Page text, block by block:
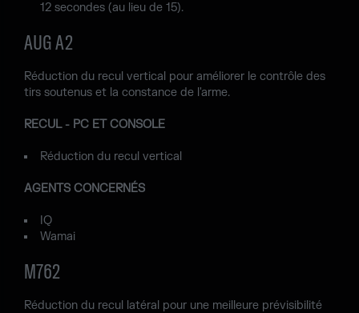
12 secondes (au lieu de 15).
AUG A2
Réduction du recul vertical pour améliorer le contrôle des
tirs soutenus et la constance de l'arme.
RECUL - PC ET CONSOLE
Réduction du recul vertical
AGENTS CONCERNÉS
IQ
Wamai
M762
Réduction du recul latéral pour une meilleure prévisibilité